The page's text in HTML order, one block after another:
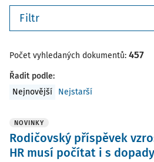
Filtr
Počet vyhledaných dokumentů: 457
Řadit podle:
Nejnovější
Nejstarší
NOVINKY
Rodičovský příspěvek
HR musí počítat i s